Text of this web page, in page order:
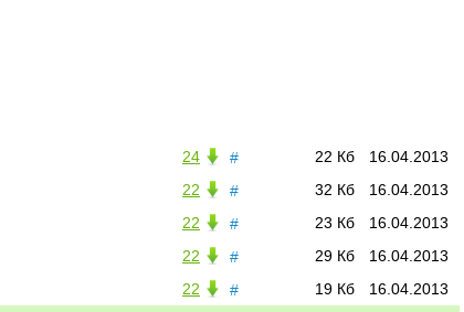
# 16.04.2013
22 Кб
24
#
16.04.2013
32 Кб
22
#
16.04.2013
23 Кб
22
#
16.04.2013
29 Кб
22
#
16.04.2013
19 Кб
22